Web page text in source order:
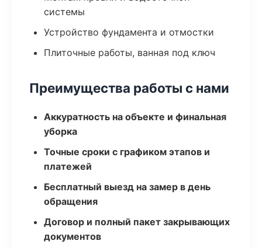
системы
Устройство фундамента и отмостки
Плиточные работы, ванная под ключ
Преимущества работы с нами
Аккуратность на объекте и финальная
уборка
Точные сроки с графиком этапов и
платежей
Бесплатный выезд на замер в день
обращения
Договор и полный пакет закрывающих
документов